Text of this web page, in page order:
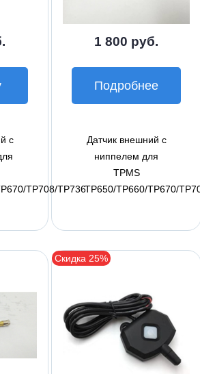
с
TP708/TP736
1 800 руб.
Подробнее
Датчик внешний с
ниппелем для
TPMS
TP650/TP660/TP670/
Скидка 25%